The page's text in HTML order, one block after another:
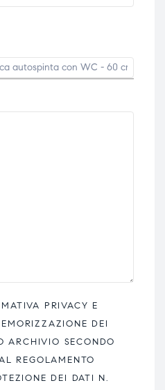
PRIVACY E
DEI
ARCHIVIO SECONDO
REGOLAMENTO
DEI DATI N.